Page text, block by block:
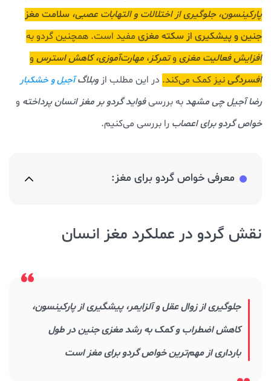
پارکینسون، جلوگیری از اختلالات و التهابات عصبی، سلامت مغز
جنین و پیشکیری از سکته مغزی مفید است. همچنین گردو به
افزایش فعالیت مغزی وتمرکز، مهارت‌آموزی، کاهش استرس و
افسردگینیز کمک می‌کند. در این مطلب از وبلاگآجیل و خشکبار
رضا آجیل چیمشهدبه بررسیفواید گردو بر مغز انسان پرداخته و
خواص گردو برای اعصاب را بررسی می‌کنیم.
معرفی خواص گردو برای مغز:
نقش گردو در عملکرد مغز انسان
جلوگیری از زوال عقل و آلزایمر، پیشگیری از پارکینسون،
کاهش اضطراب و کمک به رشد مغزی جنین در طول
بارداری از مهم‌ترین خواص گردو برای مغز است